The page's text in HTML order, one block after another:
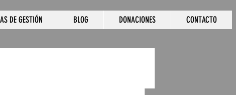
DE GESTIÓN BLOG DONACIONES CONTACTO